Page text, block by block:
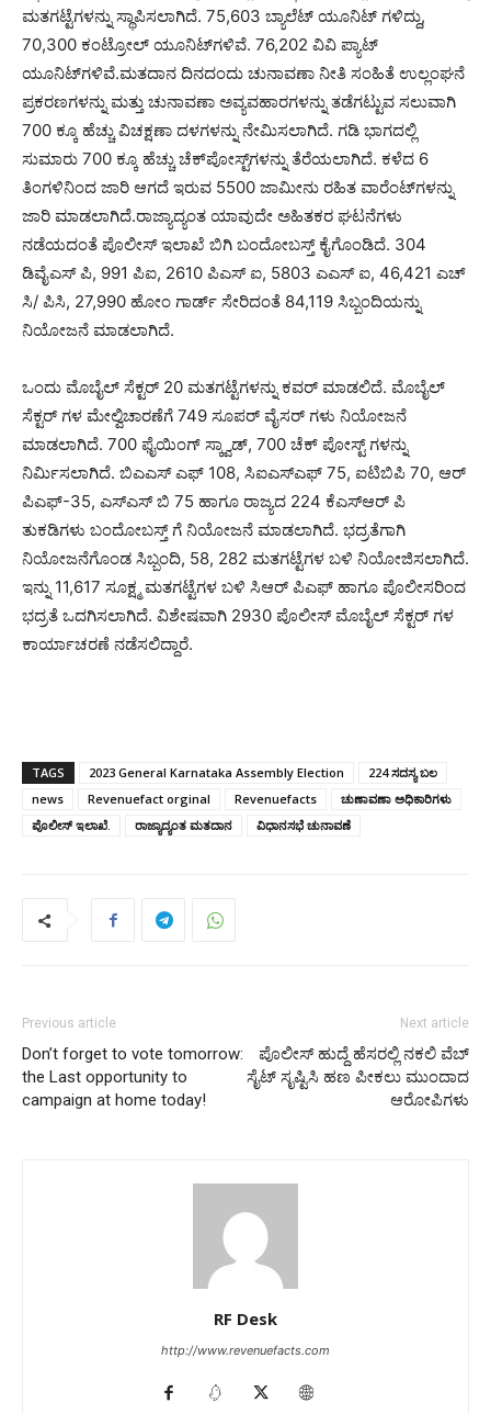
ಮತಗಟ್ಟೆಗಳನ್ನು ಸ್ಥಾಪಿಸಲಾಗಿದೆ. 75,603 ಬ್ಯಾಲೆಟ್ ಯೂನಿಟ್ ಗಳಿದ್ದು,
70,300 ಕಂಟ್ರೋಲ್ ಯೂನಿಟ್‌ಗಳಿವೆ. 76,202 ವಿವಿ ಪ್ಯಾಟ್
ಯೂನಿಟ್‌ಗಳಿವೆ.ಮತದಾನ ದಿನದಂದು ಚುನಾವಣಾ ನೀತಿ ಸಂಹಿತೆ ಉಲ್ಲಂಘನೆ
ಪ್ರಕರಣಗಳನ್ನು ಮತ್ತು ಚುನಾವಣಾ ಅವ್ಯವಹಾರಗಳನ್ನು ತಡೆಗಟ್ಟುವ ಸಲುವಾಗಿ
700 ಕ್ಕೂ ಹೆಚ್ಚು ವಿಚಕ್ಷಣಾ ದಳಗಳನ್ನು ನೇಮಿಸಲಾಗಿದೆ. ಗಡಿ ಭಾಗದಲ್ಲಿ
ಸುಮಾರು 700 ಕ್ಕೂ ಹೆಚ್ಚು ಚೆಕ್‌ಪೋಸ್ಟ್‌ಗಳನ್ನು ತೆರೆಯಲಾಗಿದೆ. ಕಳೆದ 6
ತಿಂಗಳಿನಿಂದ ಜಾರಿ ಆಗದೆ ಇರುವ 5500 ಜಾಮೀನು ರಹಿತ ವಾರೆಂಟ್‌ಗಳನ್ನು
ಜಾರಿ ಮಾಡಲಾಗಿದೆ.ರಾಜ್ಯಾದ್ಯಂತ ಯಾವುದೇ ಅಹಿತಕರ ಘಟನೆಗಳು
ನಡೆಯದಂತೆ ಪೊಲೀಸ್ ಇಲಾಖೆ ಬಿಗಿ ಬಂದೋಬಸ್ತ್ ಕೈಗೊಂಡಿದೆ‌. 304
ಡಿವೈಎಸ್ ಪಿ, 991 ಪಿಐ, 2610 ಪಿಎಸ್ ಐ, 5803 ಎಎಸ್ ಐ, 46,421 ಎಚ್
ಸಿ/ ಪಿಸಿ, 27,990 ಹೋಂ ಗಾರ್ಡ್ ಸೇರಿದಂತೆ 84,119 ಸಿಬ್ಬಂದಿಯನ್ನು
ನಿಯೋಜನೆ ಮಾಡಲಾಗಿದೆ‌.
ಒಂದು ಮೊಬೈಲ್ ಸೆಕ್ಟರ್ 20 ಮತಗಟ್ಟೆಗಳನ್ನು ಕವರ್ ಮಾಡಲಿದೆ. ಮೊಬೈಲ್
ಸೆಕ್ಟರ್ ಗಳ ಮೇಲ್ವಿಚಾರಣೆಗೆ 749 ಸೂಪರ್‌ ವೈಸರ್ ಗಳು ನಿಯೋಜನೆ
ಮಾಡಲಾಗಿದೆ. 700 ಫೈಯಿಂಗ್ ಸ್ಕ್ವಾಡ್, 700 ಚೆಕ್ ಪೋಸ್ಟ್ ಗಳನ್ನು
ನಿರ್ಮಿಸಲಾಗಿದೆ. ಬಿಎಎಸ್ ಎಫ್ 108, ಸಿಐಎಸ್ಎಫ್ 75, ಐಟಿಬಿಪಿ 70, ಆರ್
ಪಿಎಫ್-35, ಎಸ್ಎಸ್ ಬಿ 75 ಹಾಗೂ ರಾಜ್ಯದ 224 ಕೆಎಸ್ಆರ್ ಪಿ
ತುಕಡಿಗಳು ಬಂದೋಬಸ್ತ್ ಗೆ ನಿಯೋಜನೆ ಮಾಡಲಾಗಿದೆ. ಭದ್ರತೆಗಾಗಿ
ನಿಯೋಜನೆಗೊಂಡ ಸಿಬ್ಬಂದಿ, 58, 282 ಮತಗಟ್ಟೆಗಳ ಬಳಿ ನಿಯೋಜಿಸಲಾಗಿದೆ.
ಇನ್ನು 11,617 ಸೂಕ್ಷ್ಮ ಮತಗಟ್ಟೆಗಳ ಬಳಿ ಸಿಆರ್ ಪಿಎಫ್ ಹಾಗೂ ಪೊಲೀಸರಿಂದ
ಭದ್ರತೆ ಒದಗಿಸಲಾಗಿದೆ. ವಿಶೇಷವಾಗಿ 2930 ಪೊಲೀಸ್ ಮೊಬೈಲ್ ಸೆಕ್ಟರ್ ಗಳ
ಕಾರ್ಯಾಚರಣೆ ನಡೆಸಲಿದ್ದಾರೆ.
TAGS 2023 General Karnataka Assembly Election
224 ಸದಸ್ಯ ಬಲ
news
Revenuefact orginal Revenuefacts
ಚುಣಾವಣಾ ಅಧಿಕಾರಿಗಳು
ಪೊಲೀಸ್ ಇಲಾಖೆ.
ರಾಜ್ಯಾದ್ಯಂತ ಮತದಾನ ವಿಧಾನಸಭೆ ಚುನಾವಣೆ
Previous article
Don’t forget to vote tomorrow:
the Last opportunity to
campaign at home today!
Next article
ಪೊಲೀಸ್ ಹುದ್ದೆ ಹೆಸರಲ್ಲಿ ನಕಲಿ ವೆಬ್
ಸೈಟ್ ಸೃಷ್ಟಿಸಿ ಹಣ ಪೀಕಲು ಮುಂದಾದ
ಆರೋಪಿಗಳು
RF Desk
http://www.revenuefacts.com